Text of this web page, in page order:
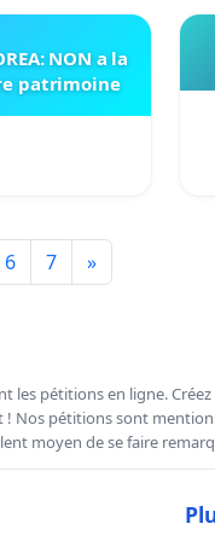
NON a la
patrimoine
6 7 »
les pétitions en ligne.
Nos pétitions sont
moyen de se faire